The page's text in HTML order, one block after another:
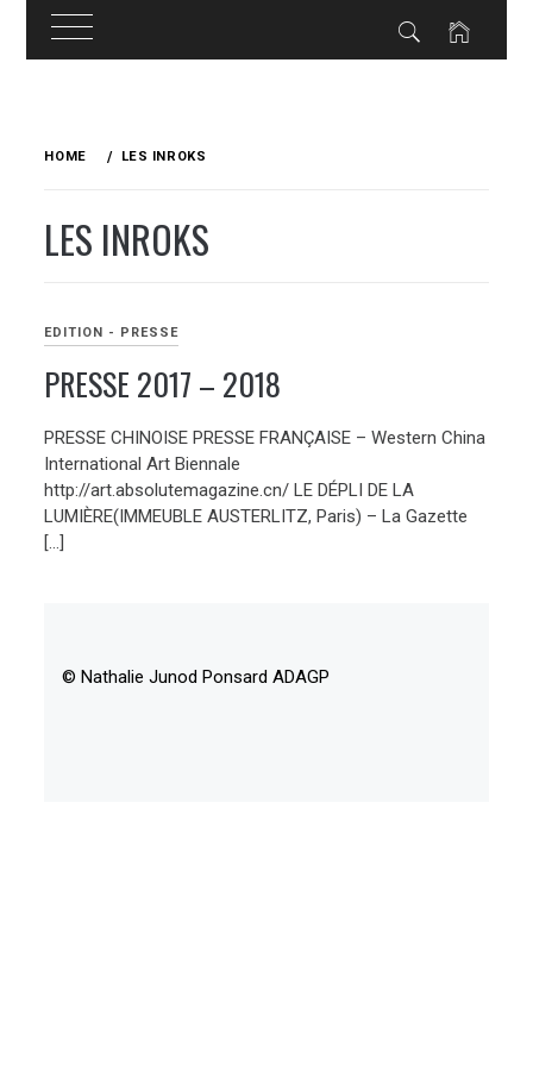
HOME LES INROKS
LES INROKS
EDITION - PRESSE
PRESSE 2017 – 2018
PRESSE CHINOISE PRESSE FRANÇAISE – Western China
International Art Biennale
http://art.absolutemagazine.cn/ LE DÉPLI DE LA
LUMIÈRE(IMMEUBLE AUSTERLITZ, Paris) – La Gazette
[…]
© Nathalie Junod Ponsard ADAGP